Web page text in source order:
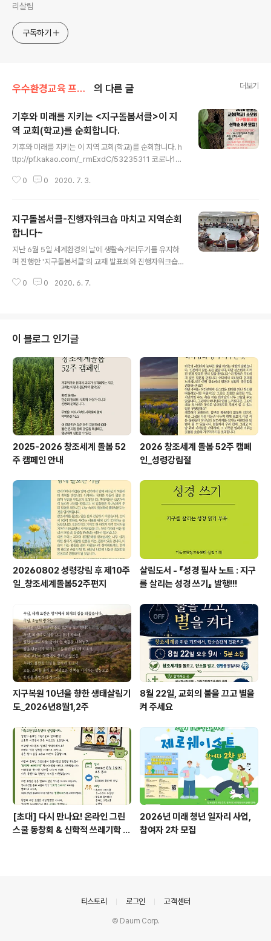
리살림
구독하기
우수환경교육 프로그램/지구돌봄서클 의 다른 글 더보기
기후와 미래를 지키는 <지구돌봄서클>이 지
역 교회(학교)를 순회합니다.
기후와 미래를 지키는 이 지역 교회(학교)를 순회합니다. h
ttp://pf.kakao.com/_rmExdC/53235311 코로나19
지는 날들을 보내고 있습니다. 기후위기는 그 자체로도 심
(혹은 적당히 거리두기), 회피(혹은 부인하기) 등으로 나타
나고 있기 때문입니다. 은 그런 감정을 돌보며 기후위기를
마주하게 하여 성장하고 치유하는 생명살림의 공동체를 세
울 수 있게 돕습니다. 개최를 희망하는 교회(학교나 마을)
의 소모임이 있으실까요? 선착순으로 8곳 신청 받습니다.
- 신청 : https://url.kr/i7gCZN - 대상 : 10~1..
0 0 2020. 7. 3.
지구돌봄서클-진행자워크숍 마치고 지역순회
합니다~
​지난 6월 5일 세계환경의 날에 생활속거리두기를 유지하
며 진행한 '지구돌봄서클'의 교재 발표회와 진행자워크숍!!!
잘했지 싶습니다. 참여한 한 분 한 분이 지구와 서로를 향해
데, 개최를 희망하는 곳이 있으실까요? .... ..... 지역순회 지
구돌봄서클 신청 (url.kr/x5gdj2) -> 20200901 이후
로는 신청 후 전화 연락을 주시면 감사하겠습니다(070-7
756-0226) 지역순회 '지구돌봄서클' 신청 참여한 적은
없으나 서클 경험이 있음 docs.google.com #..
0 0 2020. 6. 7.
이 블로그 인기글
2025-2026 창조세계 돌봄 52
주 캠페인 안내
2026 창조세계 돌봄 52주 캠페
인_성령강림절
20260802 성령강림 후 제10주
일_창조세계돌봄52주편지
살림도서 - 『성경 필사 노트 : 지구
를 살리는 성경 쓰기』 발행!!!
지구복원 10년을 향한 생태살림기
도_2026년8월1,2주
8월 22일, 교회의 불을 끄고 별을
켜 주세요
[초대] 다시 만나요! 온라인 그린
스쿨 동창회 & 신학적 쓰레기학 이
2026년 미래 청년 일자리 사업,
참여자 2차 모집
티스토리 로그인 고객센터
© Daum Corp.